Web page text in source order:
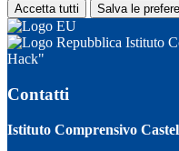
Accetta tutti Salva le
Istituto
Hack"
Contatti
Istituto Comprensivo